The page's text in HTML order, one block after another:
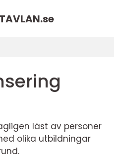
se
läst av personer
olika utbildningar